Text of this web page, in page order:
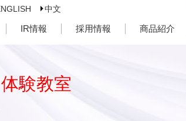
中文
IR情報 採用情報 商品紹介
験教室